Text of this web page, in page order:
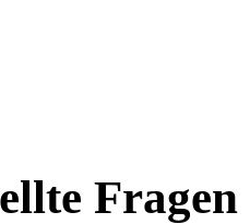
Fragen